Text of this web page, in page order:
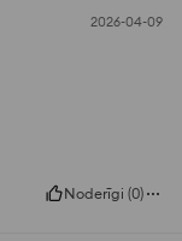
2026-04-09
Noderīgi (0)